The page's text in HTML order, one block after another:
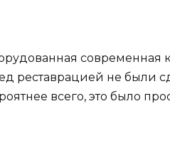
современная
реставрацией не были
всего, это было